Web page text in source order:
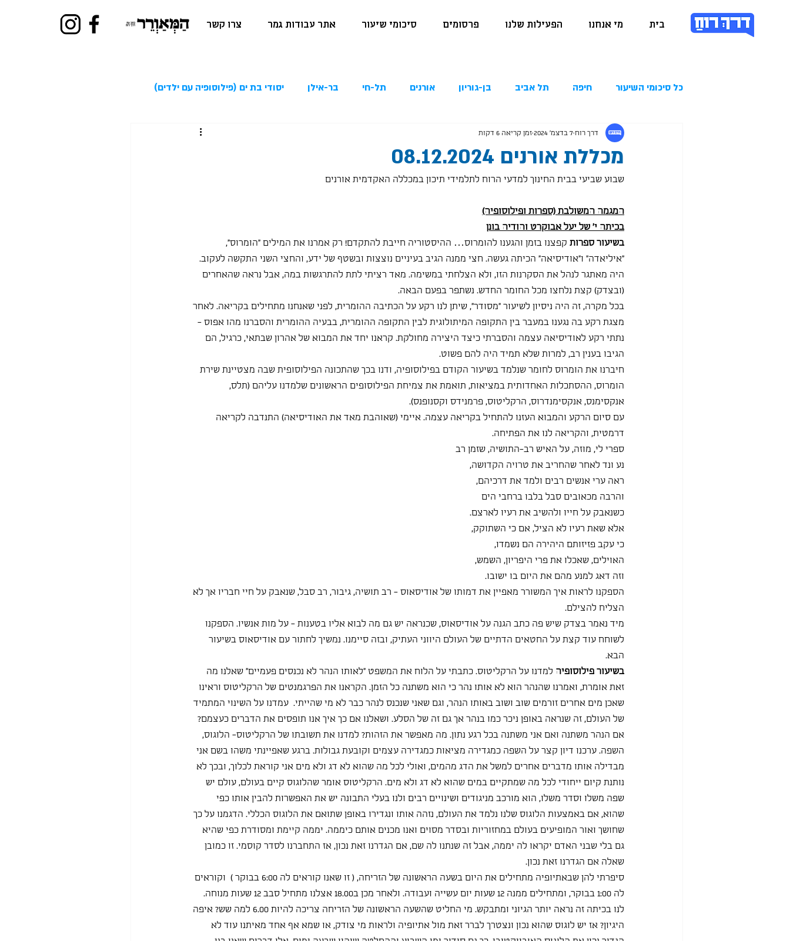
צרו קשר אתר עבודות גמר סיכומי שיעור פרסומים הפעילות שלנו מי אנחנו בית
כל סיכומי השיעור חיפה תל אביב בן-גוריון אורנים תל-חי בר-אילן יסודי בת ים (פילוסופיה עם ילדים)
מכללת אורנים 08.12.2024
דרך רוח 7 בדצמ׳ 2024 זמן קריאה 6 דקות
שבוע שביעי בבית החינוך למדעי הרוח לתלמידי תיכון במכללה האקדמית אורנים
המגמה המשולבת (ספרות ופילוסופיה)
בכיתה י' של יעל אבוקרט והודיה בונן
בשיעור ספרות קפצנו בזמן והגענו להומרוס… ההיסטוריה חייבת להתקדם! רק אמרנו את המילים "הומרוס",
"איליאדה" ו"אודיסיאה" הכיתה געשה. חצי ממנה הגיב בעיניים נוצצות ובשטף של ידע, והחצי השני התקשה לעקוב.
היה מאתגר לנהל את הסקרנות הזו, ולא הצלחתי במשימה. מאד רציתי לתת להתרגשות במה, אבל נראה שהאחרים
(ובצדק) קצת נלחצו מכל החומר החדש. נשתפר בפעם הבאה.
בכל מקרה, זה היה ניסיון לשיעור "מסודר", שיתן לנו רקע על הכתיבה ההומרית, לפני שאנחנו מתחילים בקריאה. לאחר
מצגת רקע בה נגענו במעבר בין התקופה המיתולוגית לבין התקופה ההומרית, בבעיה ההומרית והסברנו מהו אפוס -
נתתי רקע לאודיסיאה עצמה והסברתי כיצד היצירה מחולקת. קראנו יחד את המבוא של אהרון שבתאי, כרגיל, הם
הגיבו בענין רב, למרות שלא תמיד היה להם פשוט.
חיברנו את הומרוס לחומר שנלמד בשיעור הקודם בפילוסופיה, ודנו בכך שהתכונה הפילוסופית שבה מצטיינת שירת
הומרוס, ההסתכלות האחדותית במציאות, תואמת את צמיחת הפילוסופים הראשונים שלמדנו עליהם (תלס,
אנקסימנס, אנקסימנדרוס, הרקליטוס, פרמנידס וקסנופנס).
עם סיום הרקע והמבוא העזנו להתחיל בקריאה עצמה. איימי (שאוהבת מאד את האודיסיאה) התנדבה לקריאה
דרמטית, והקריאה לנו את הפתיחה.
ספרי לי, מוזה, על האיש רב-התושיה, שזמן רב
נע ונד לאחר שהחריב את טרויה הקדושה,
ראה ערי אנשים רבים ולמד את דרכיהם,
והרבה מכאובים סבל בלבו ברחבי הים
כשנאבק על חייו ולהשיב את רעיו לארצם.
אלא שאת רעיו לא הציל, אם כי השתוקק,
כי עקב פזיזותם היהירה הם נשמדו,
האוילים, שאכלו את פרי היפריון, השמש,
וזה דאג למנע מהם את היום בו ישובו.
הספקנו לראות איך המשורר מאפיין את דמותו של אודיסאוס - רב תושיה, גיבור, רב סבל, שנאבק על חיי חבריו אך לא
הצליח להצילם.
מיד נאמר בצדק שיש פה כתב הגנה על אודיסאוס, שכנראה יש גם מה לבוא אליו בטענות - על מות אנשיו. הספקנו
לשוחח עוד קצת על החטאים הדתיים של העולם היווני העתיק, ובזה סיימנו. נמשיך לחתור עם אודיסאוס בשיעור
הבא.
בשיעור פילוסופיה למדנו על הרקליטוס. כתבתי על הלוח את המשפט "לאותו הנהר לא נכנסים פעמיים" שאלנו מה
זאת אומרת, ואמרנו שהנהר הוא לא אותו נהר כי הוא משתנה כל הזמן. הקראנו את הפרגמנטים של הרקליטוס וראינו
שאכן מים אחרים זורמים שוב ושוב באותו הנהר, וגם שאני שנכנס לנהר כבר לא מי שהייתי.  עמדנו על השינוי המתמיד
של העולם, זה שנראה באופן ניכר כמו בנהר אך גם זה של הסלע. ושאלנו אם כך איך אנו תופסים את הדברים כעצמם?
אם הנהר משתנה ואם אני משתנה בכל רגע נתון. מה מאפשר את הזהות? למדנו את תשובתו של הרקליטוס- הלוגוס,
השפה. ערכנו דיון קצר על השפה כמגדירה מציאות כמגדירה עצמים וקובעת גבולות. ברגע שאפיינתי משהו בשם אני
מבדילה אותו מדברים אחרים למשל את הדג מהמים, ואולי לכל מה שהוא לא דג ולא מים אני קוראת לכלוך, ובכך לא
נותנת קיום ייחודי לכל מה שמתקיים במים שהוא לא דג ולא מים. הרקליטוס אומר שהלוגוס קיים בעולם, עולם יש
שפה משלו וסדר משלו, הוא מורכב מניגודים ושינויים רבים ולנו בעלי התבונה יש את האפשרות להבין אותו כפי
שהוא, אם באמצעות הלוגוס שלנו נלמד את העולם, נזהה אותו ונגדירו באופן שתואם את הלוגוס הכללי. הדגמנו על כך
שחושך ואור המופיעים בעולם במחזוריות ובסדר מסוים ואנו מכנים אותם כיממה. יממה קיימת ומסודרת כפי שהיא
גם בלי שבני האדם יקראו לה יממה, אבל זה שנתנו לה שם, אם הגדרנו זאת נכון, אז התחברנו לסדר קוסמי. זו כמובן
שאלה אם הגדרנו זאת נכון.
סיפרתי להן שבאתיופיה מתחילים את היום בשעה הראשונה של הזריחה, ( זו שאנו קוראים לה 6:00 בבוקר )  וקוראים
לה 1:00 בבוקר, ומתחילים ממנה 12 שעות יום עשייה ועבודה. ולאחר מכן ב18.00 אצלנו מתחיל סבב 12 שעות מנוחה.
לנו בכיתה זה נראה יותר הגיוני ומתבקש. מי החליט שהשעה הראשונה של הזריחה צריכה להיות 6.00 למה שש? איפה
היגיון? אז יש לוגוס שהוא נכון ונצטרך לברר זאת מול אתיופיה ולראות מי צודק, או שמא אף אחד מאיתנו עוד לא